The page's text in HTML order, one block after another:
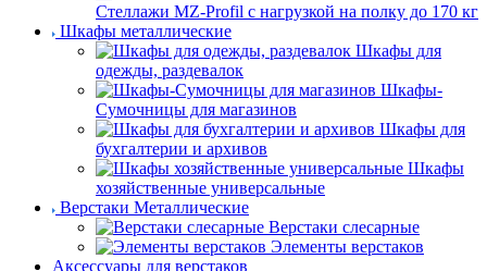
Стеллажи MZ-Profil с нагрузкой на полку до 170 кг
Шкафы металлические
Шкафы для
одежды, раздевалок
Шкафы-
Сумочницы для магазинов
Шкафы для
бухгалтерии и архивов
Шкафы
хозяйственные универсальные
Верстаки Металлические
Верстаки слесарные
Элементы верстаков
Аксессуары для верстаков